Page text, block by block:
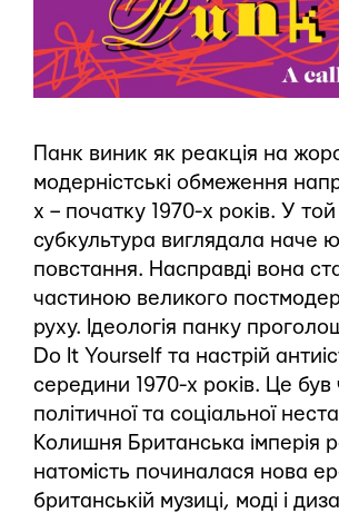
Панк виник як реакція на
модерністські обмеження
х – початку 1970-х років. У
субкультура виглядала наче
повстання. Насправді вона
частиною великого
руху. Ідеологія панку
Do It Yourself та настрій
середини 1970-х років. Це був
політичної та соціальної
Колишня Британська імперія
натомість починалася нова
британській музиці, моді і